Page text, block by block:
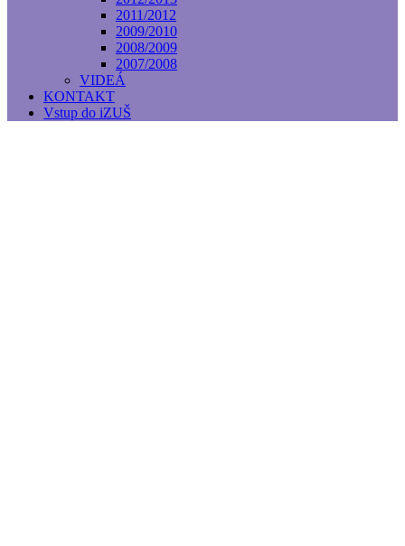
2011/2012
2009/2010
2008/2009
2007/2008
VIDEÁ
KONTAKT
Vstup do iZUŠ